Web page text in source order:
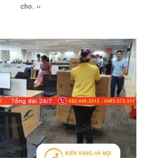
cho.. ››